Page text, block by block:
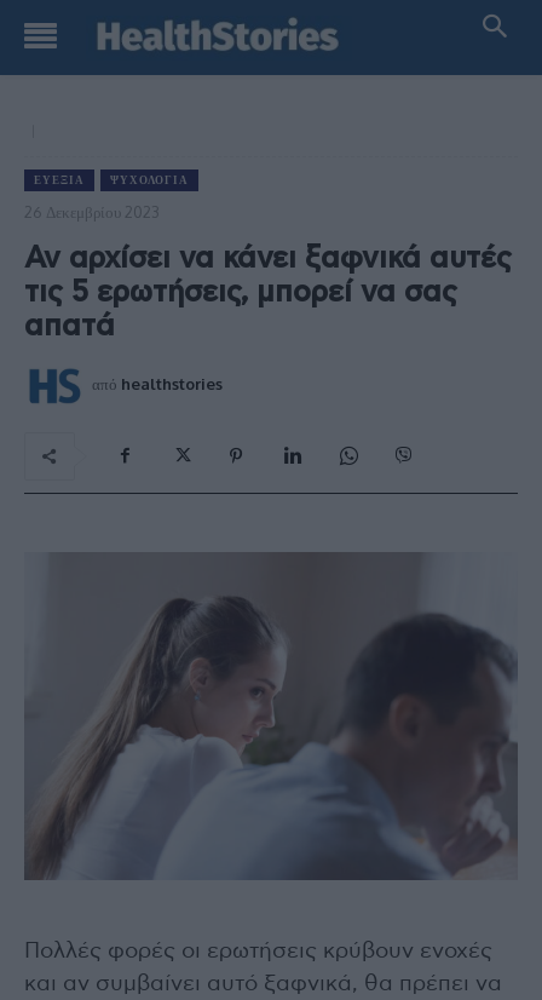
ΕΥΕΞΊΑ ΨΥΧΟΛΟΓΊΑ
26 Δεκεμβρίου 2023
Αν αρχίσει να κάνει ξαφνικά αυτές
τις 5 ερωτήσεις, μπορεί να σας
απατά
από healthstories
Πολλές φορές οι ερωτήσεις κρύβουν ενοχές
και αν συμβαίνει αυτό ξαφνικά, θα πρέπει να